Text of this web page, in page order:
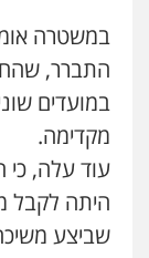
במשטרה
התברר,
במועדים
מקדימה.
עוד עלה,
היתה לקבל
שביצע